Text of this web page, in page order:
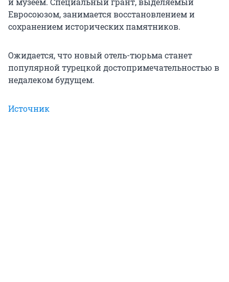
Евросоюзом, занимается восстановлением и
сохранением исторических памятников.
Ожидается, что новый отель-тюрьма станет
популярной турецкой достопримечательностью в
недалеком будущем.
Источник